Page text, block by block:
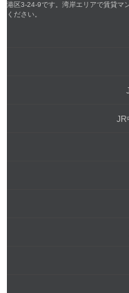
港区3-24-9です。湾岸エリアで賃貸マ
ください。
JR